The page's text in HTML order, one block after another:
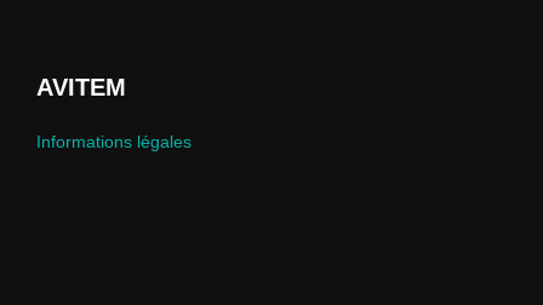
AVITEM
Informations légales